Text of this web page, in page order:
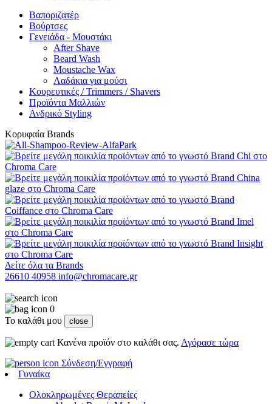
Βαποριζατέρ
Βούρτσες
Γενειάδα - Μουστάκι
After Shave
Beard Wash
Moustache Wax
Λαδάκια για μούσι
Κουρευτικές / Trimmers / Shavers
Προϊόντα Μαλλιών
Ανδρικό Styling
Κορυφαία Brands
Δείτε όλα τα Brands
26610 40958 info@chromacare.gr
0
Το καλάθι μου
close
Κανένα προϊόν στο καλάθι σας. Αγόρασε τώρα
Σύνδεση/Εγγραφή
Γυναίκα
Ολοκληρωμένες Θεραπείες